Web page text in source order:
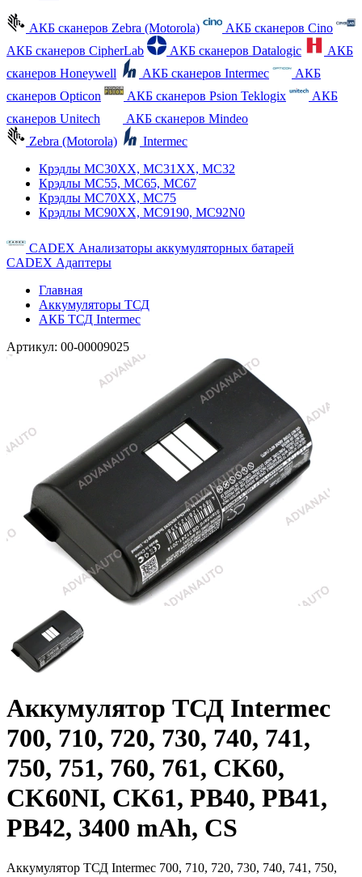
АКБ сканеров Zebra (Motorola)
АКБ сканеров Cino
АКБ сканеров CipherLab
АКБ сканеров Datalogic
АКБ
сканеров Honeywell
АКБ сканеров Intermec
АКБ
сканеров Opticon
АКБ сканеров Psion Teklogix
АКБ
сканеров Unitech
АКБ сканеров Mindeo
Zebra (Motorola)
Intermec
Крэдлы MC30XX, MC31XX, MC32
Крэдлы MC55, MC65, MC67
Крэдлы MC70XX, MC75
Крэдлы MC90XX, MC9190, MC92N0
CADEX Анализаторы аккумуляторных батарей
CADEX Адаптеры
Главная
Аккумуляторы ТСД
АКБ ТСД Intermec
Артикул: 00-00009025
Аккумулятор ТСД Intermec
700, 710, 720, 730, 740, 741,
750, 751, 760, 761, CK60,
CK60NI, CK61, PB40, PB41,
PB42, 3400 mAh, CS
Аккумулятор ТСД Intermec 700, 710, 720, 730, 740, 741, 750,